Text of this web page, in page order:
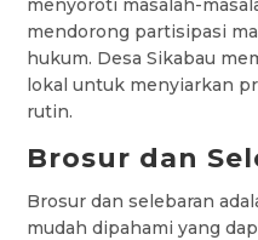
menyoroti masalah-
mendorong partisipasi
hukum. Desa Sikabau
lokal untuk menyiarkan
rutin.
Brosur dan
Brosur dan selebaran
mudah dipahami yang